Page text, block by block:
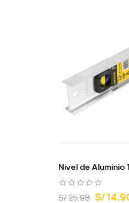
Nivel de Aluminio
S/ 25.98 S/